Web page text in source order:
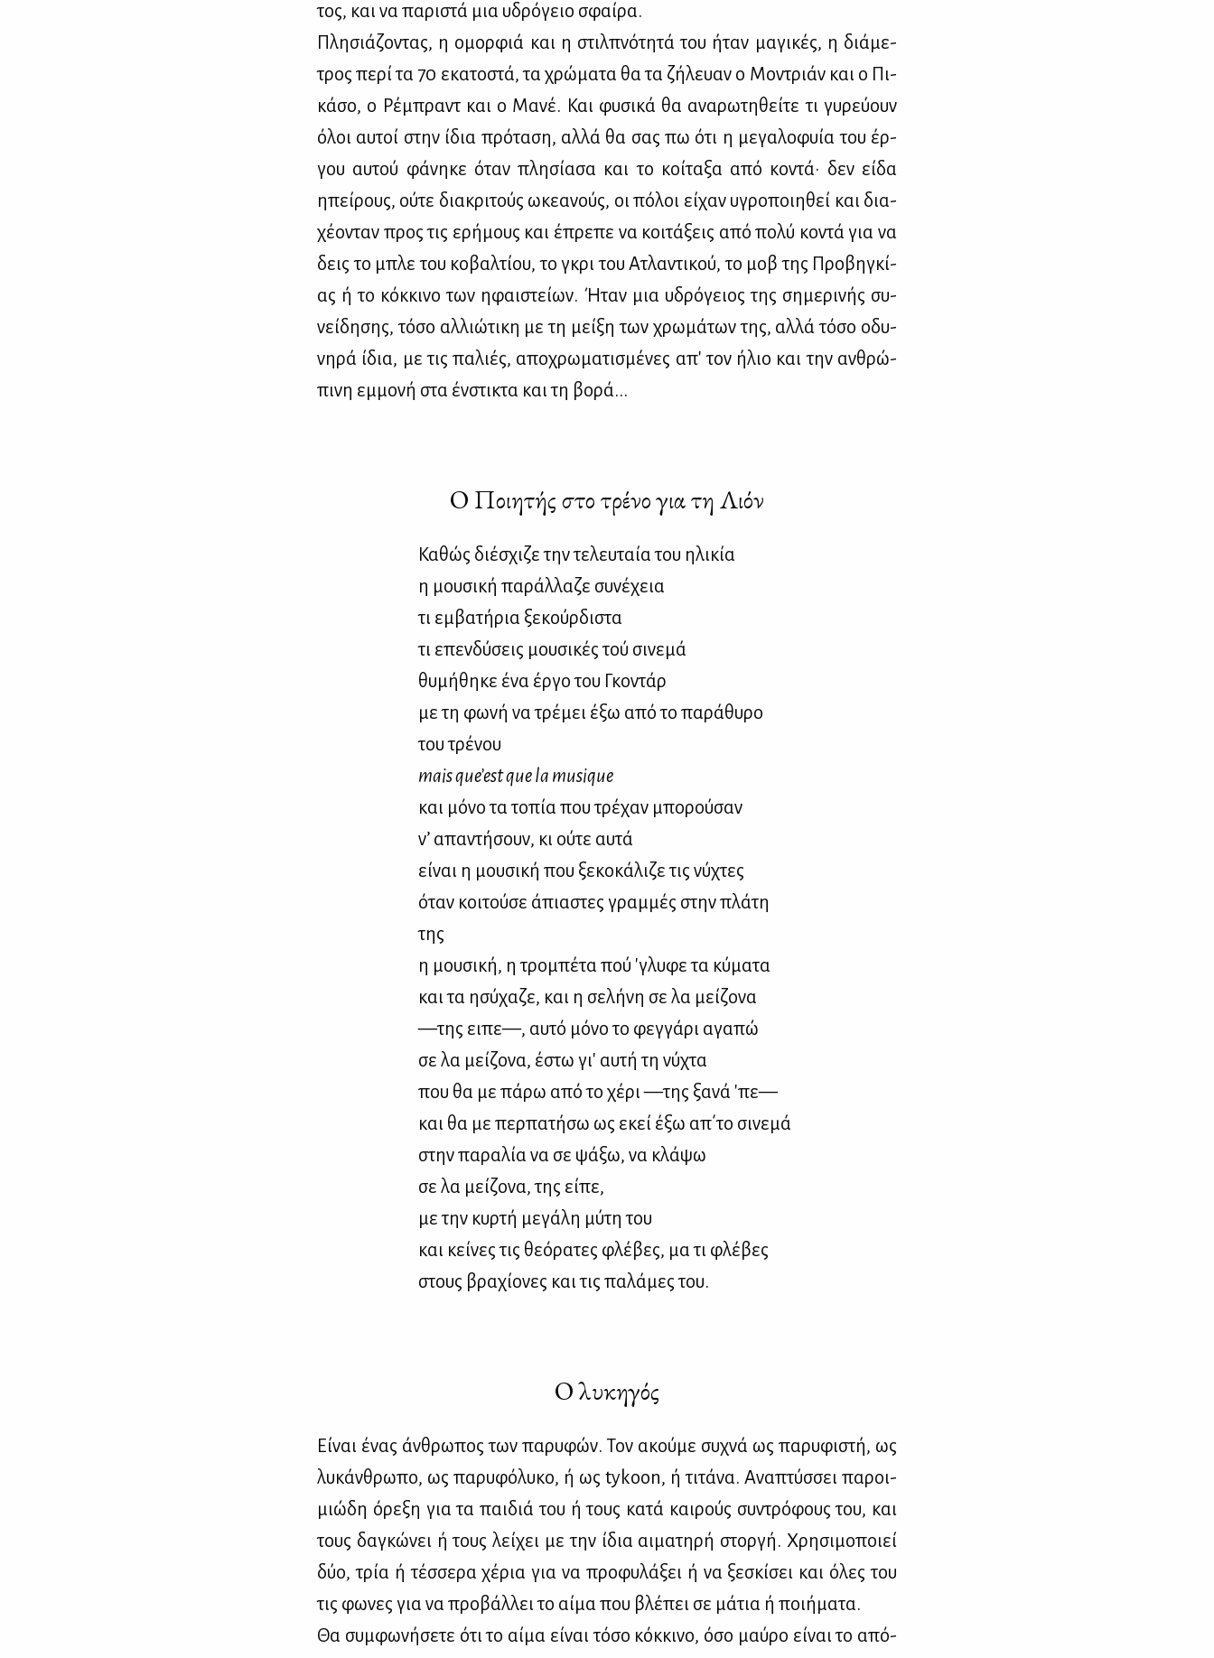
τος, και να πα­ρι­στά μια υδρό­γειο σφαί­ρα.
Πλη­σιά­ζο­ντας, η ομορ­φιά και η στιλ­πνό­τη­τά του ήταν μα­γι­κές, η διά­με­
τρος πε­ρί τα 70 εκα­το­στά, τα χρώ­μα­τα θα τα ζή­λευαν ο Μο­ντριάν και ο Πι­
κά­σο, ο Ρέ­μπραντ και ο Μα­νέ. Και φυ­σι­κά θα ανα­ρω­τη­θεί­τε τι γυ­ρεύ­ουν
όλοι αυ­τοί στην ίδια πρό­τα­ση, αλ­λά θα σας πω ότι η με­γα­λο­φυία του έρ­
γου αυ­τού φά­νη­κε όταν πλη­σί­α­σα και το κοί­τα­ξα από κο­ντά· δεν εί­δα
ηπεί­ρους, ού­τε δια­κρι­τούς ωκε­α­νούς, οι πό­λοι εί­χαν υγρο­ποι­η­θεί και δια­
χέ­ο­νταν προς τις ερή­μους και έπρε­πε να κοι­τά­ξεις από πο­λύ κο­ντά για να
δεις το μπλε του κο­βαλ­τί­ου, το γκρι του Ατλα­ντι­κού, το μοβ της Προ­βη­γκί­
ας ή το κόκ­κι­νο των ηφαι­στεί­ων. Ήταν μια υδρό­γειος της ση­με­ρι­νής συ­
νεί­δη­σης, τό­σο αλ­λιώ­τι­κη με τη μεί­ξη των χρω­μά­των της, αλ­λά τό­σο οδυ­
νη­ρά ίδια, με τις πα­λιές, απο­χρω­μα­τι­σμέ­νες απ' τον ήλιο και την αν­θρώ­
πι­νη εμ­μο­νή στα έν­στι­κτα και τη βο­ρά...
Ο Ποιητής στο τρένο για τη Λιόν
Καθώς διέσχιζε την τελευταία του ηλικία
η μουσική παράλλαζε συνέχεια
τι εμβατήρια ξεκούρδιστα
τι επενδύσεις μουσικές τού σινεμά
θυμήθηκε ένα έργο του Γκοντάρ
με τη φωνή να τρέμει έξω από το παράθυρο
του τρένου
mais que’est que la musique
και μόνο τα τοπία που τρέχαν μπορούσαν
ν’ απαντήσουν, κι ούτε αυτά
είναι η μουσική που ξεκοκάλιζε τις νύχτες
όταν κοιτούσε άπιαστες γραμμές στην πλάτη
της
η μουσική, η τρομπέτα πού 'γλυφε τα κύματα
και τα ησύχαζε, και η σελήνη σε λα μείζονα
—της ειπε—, αυτό μόνο το φεγγάρι αγαπώ
σε λα μείζονα, έστω γι' αυτή τη νύχτα
που θα με πάρω από το χέρι —της ξανά 'πε—
και θα με περπατήσω ως εκεί έξω απ΄το σινεμά
στην παραλία να σε ψάξω, να κλάψω
σε λα μείζονα, της είπε,
με την κυρτή μεγάλη μύτη του
και κείνες τις θεόρατες φλέβες, μα τι φλέβες
στους βραχίονες και τις παλάμες του.
Ο λυκηγός
Εί­ναι ένας άν­θρω­πος των πα­ρυ­φών. Τον ακού­με συ­χνά ως πα­ρυ­φι­στή, ως
λυ­κάν­θρω­πο, ως πα­ρυ­φό­λυ­κο, ή ως tykoon, ή τι­τά­να. Ανα­πτύσ­σει πα­ροι­
μιώ­δη όρε­ξη για τα παι­διά του ή τους κα­τά και­ρούς συ­ντρό­φους του, και
τους δα­γκώ­νει ή τους λεί­χει με την ίδια αι­μα­τη­ρή στορ­γή. Χρη­σι­μο­ποιεί
δύο, τρία ή τέσ­σε­ρα χέ­ρια για να προ­φυ­λά­ξει ή να ξε­σκί­σει και όλες του
τις φω­νες για να προ­βάλ­λει το αί­μα που βλέ­πει σε μά­τια ή ποι­ή­μα­τα.
Θα συμ­φω­νή­σε­τε ότι το αί­μα εί­ναι τό­σο κόκ­κι­νο, όσο μαύ­ρο εί­ναι το από­